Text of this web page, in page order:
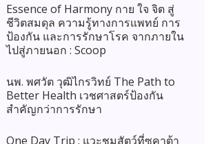
Essence of Harmony กาย ใจ จิต สู่
ชีวิตสมดุล ความรู้ทางการแพทย์ การ
ป้องกัน และการรักษาโรค จากภายใน
ไปสู่ภายนอก : Scoop
นพ. พศวัต วุฒิไกรวิทย์ The Path to
Better Health เวชศาสตร์ป้องกัน
สำคัญกว่าการรักษา
One Day Trip : แวะชมสัตว์ที่ซูคาต้า